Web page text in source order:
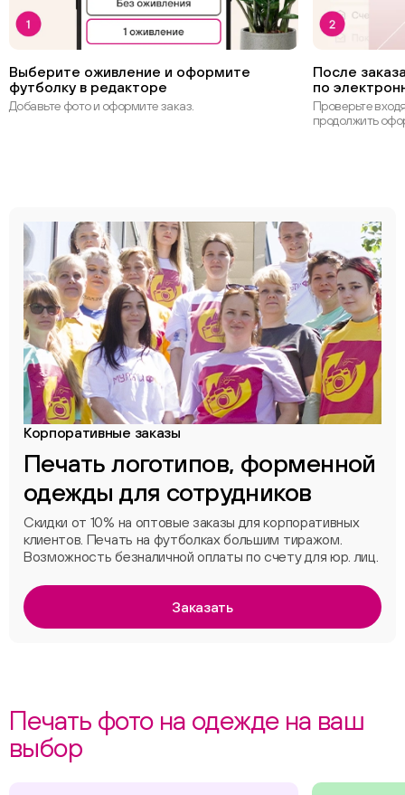
Выберите оживление и оформите
футболку в редакторе
Добавьте фото и оформите заказ.
После
по
Проверьте
продолжить
Корпоративные заказы
Печать логотипов, форменной
одежды для сотрудников
Скидки от 10% на оптовые заказы для корпоративных
клиентов. Печать на футболках большим тиражом.
Возможность безналичной оплаты по счету для юр. лиц.
Заказать
Печать фото на одежде на ваш
выбор